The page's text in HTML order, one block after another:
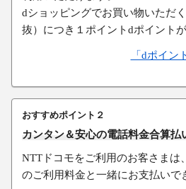
dショッピングでお買い物いただ
抜）につき１ポイントdポイントが
「dポイン
おすすめポイント２
カンタン＆安心の電話料金合算払
NTTドコモをご利用のお客さまは
のご利用料金と一緒にお支払いで